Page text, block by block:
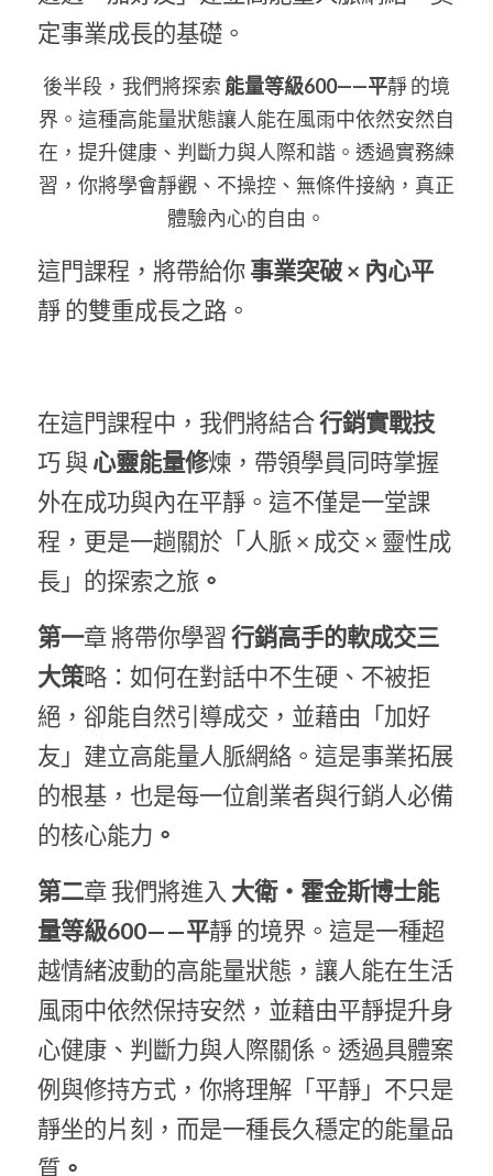
定事業成長的基礎。
後半段，我們將探索 能量等級600——平靜 的境
界。這種高能量狀態讓人能在風雨中依然安然自
在，提升健康、判斷力與人際和諧。透過實務練
習，你將學會靜觀、不操控、無條件接納，真正
體驗內心的自由。
這門課程，將帶給你 事業突破 × 內心平
靜 的雙重成長之路。
在這門課程中，我們將結合 行銷實戰技
巧 與 心靈能量修煉，帶領學員同時掌握
外在成功與內在平靜。這不僅是一堂課
程，更是一趟關於「人脈 × 成交 × 靈性成
長」的探索之旅 。
第一章 將帶你學習 行銷高手的軟成交三
大策略：如何在對話中不生硬、不被拒
絕，卻能自然引導成交，並藉由「加好
友」建立高能量人脈網絡。這是事業拓展
的根基，也是每一位創業者與行銷人必備
的核心能力 。
第二章 我們將進入 大衛・霍金斯博士能
量等級600——平靜 的境界。這是一種超
越情緒波動的高能量狀態，讓人能在生活
風雨中依然保持安然，並藉由平靜提升身
心健康、判斷力與人際關係。透過具體案
例與修持方式，你將理解「平靜」不只是
靜坐的片刻，而是一種長久穩定的能量品
質 。